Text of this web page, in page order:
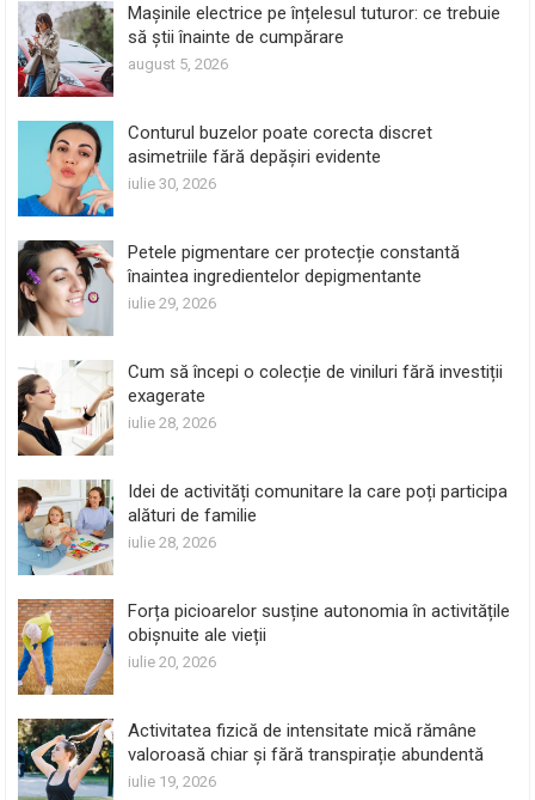
Mașinile electrice pe înțelesul tuturor: ce trebuie
să știi înainte de cumpărare
august 5, 2026
Conturul buzelor poate corecta discret
asimetriile fără depășiri evidente
iulie 30, 2026
Petele pigmentare cer protecție constantă
înaintea ingredientelor depigmentante
iulie 29, 2026
Cum să începi o colecție de viniluri fără investiții
exagerate
iulie 28, 2026
Idei de activități comunitare la care poți participa
alături de familie
iulie 28, 2026
Forța picioarelor susține autonomia în activitățile
obișnuite ale vieții
iulie 20, 2026
Activitatea fizică de intensitate mică rămâne
valoroasă chiar și fără transpirație abundentă
iulie 19, 2026